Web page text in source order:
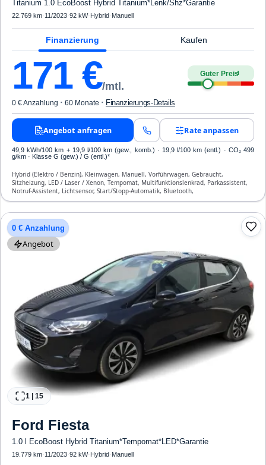
Titanium 1.0 EcoBoost Hybrid Titanium*Lenk/Shz*Garantie
22.769 km· 11/2023·92 kW· Hybrid· Manuell
Finanzierung Kaufen
171€/mtl.
Guter Preis4
0 € Anzahlung · 60 Monate · Finanzierungs-Details
Angebot anfragen Rate anpassen
49,9 kWh/100 km + 19,9 l/100 km (gew., komb.) · 19,9 l/100 km (entl.) · CO₂ 499
g/km · Klasse G (gew.) / G (entl.)*
Hybrid (Elektro / Benzin), Kleinwagen, Manuell, Vorführwagen, Gebraucht,
Sitzheizung, LED / Laser / Xenon, Tempomat, Multifunktionslenkrad, Parkassistent,
Notruf-Assistent, Lichtsensor, Start/Stopp-Automatik, Bluetooth,
Freisprecheinrichtung, Verkehrszeichen-Erkennung, ESP, ABS, Klimaanlage, Front-,
0 € Anzahlung
Angebot
1 15
Ford Fiesta
1.0 l EcoBoost Hybrid Titanium*Tempomat*LED*Garantie
19.779 km· 11/2023·92 kW· Hybrid· Manuell